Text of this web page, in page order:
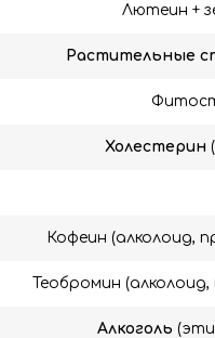
Лютеин +
Растительные
Холестерин
Кофеин (алколоид,
Теобромин
Алкоголь